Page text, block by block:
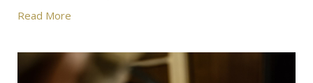
Read More